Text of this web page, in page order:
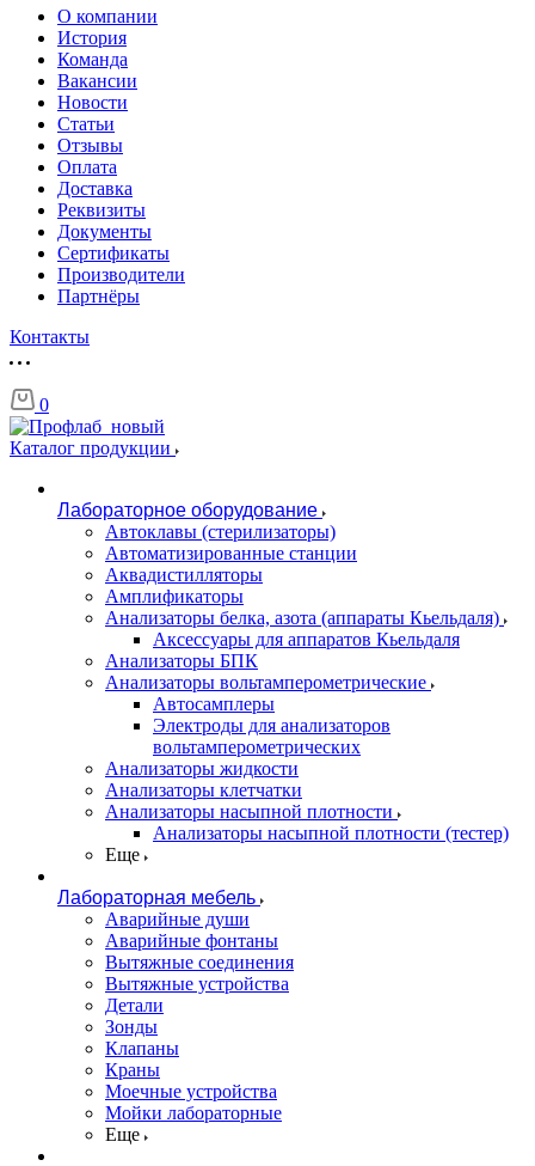
О компании
История
Команда
Вакансии
Новости
Статьи
Отзывы
Оплата
Доставка
Реквизиты
Документы
Сертификаты
Производители
Партнёры
Контакты
0
Каталог продукции
Лабораторное оборудование
Автоклавы (стерилизаторы)
Автоматизированные станции
Аквадистилляторы
Амплификаторы
Анализаторы белка, азота (аппараты Кьельдаля)
Аксессуары для аппаратов Кьельдаля
Анализаторы БПК
Анализаторы вольтамперометрические
Автосамплеры
Электроды для анализаторов
вольтамперометрических
Анализаторы жидкости
Анализаторы клетчатки
Анализаторы насыпной плотности
Анализаторы насыпной плотности (тестер)
Еще
Лабораторная мебель
Аварийные души
Аварийные фонтаны
Вытяжные соединения
Вытяжные устройства
Детали
Зонды
Клапаны
Краны
Моечные устройства
Мойки лабораторные
Еще